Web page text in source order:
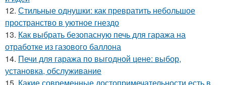
12. Стильные однушки: как превратить небольшое
пространство в уютное гнездо
13. Как выбрать безопасную печь для гаража на
отработке из газового баллона
14. Печи для гаража по выгодной цене: выбор,
установка, обслуживание
15. Какие современные достопримечательности есть в